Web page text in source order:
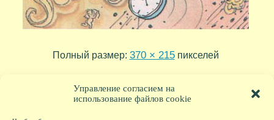
Управление согласием на
использование файлов cookie
Полный размер: 370 × 215пикселей